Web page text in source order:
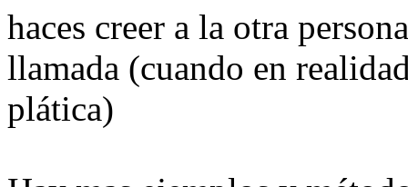
haces creer a la otra
llamada (cuando en
plática)